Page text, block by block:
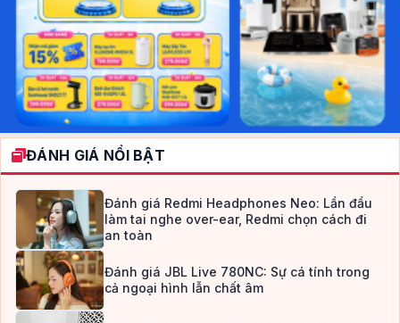
ĐÁNH GIÁ NỔI BẬT
Đánh giá Redmi Headphones Neo: Lần đầu
làm tai nghe over-ear, Redmi chọn cách đi
an toàn
Đánh giá JBL Live 780NC: Sự cá tính trong
cả ngoại hình lẫn chất âm